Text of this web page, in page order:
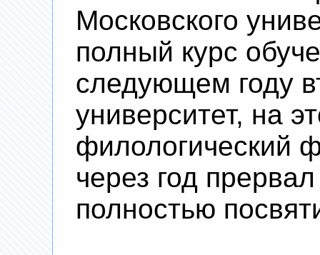
Московского
полный курс
следующем году
университет, на
филологический
через год
полностью